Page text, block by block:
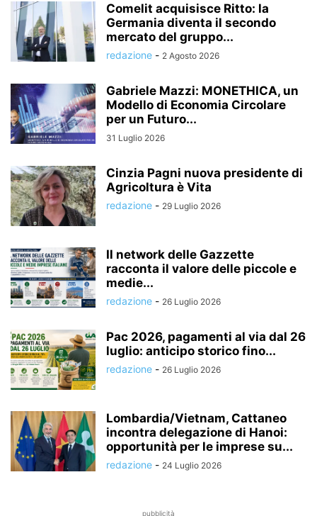
Comelit acquisisce Ritto: la
Germania diventa il secondo
mercato del gruppo...
redazione - 2 Agosto 2026
Gabriele Mazzi: MONETHICA, un
Modello di Economia Circolare
per un Futuro...
31 Luglio 2026
Cinzia Pagni nuova presidente di
Agricoltura è Vita
redazione - 29 Luglio 2026
Il network delle Gazzette
racconta il valore delle piccole e
medie...
redazione - 26 Luglio 2026
Pac 2026, pagamenti al via dal 26
luglio: anticipo storico fino...
redazione - 26 Luglio 2026
Lombardia/Vietnam, Cattaneo
incontra delegazione di Hanoi:
opportunità per le imprese su...
redazione - 24 Luglio 2026
pubblicità